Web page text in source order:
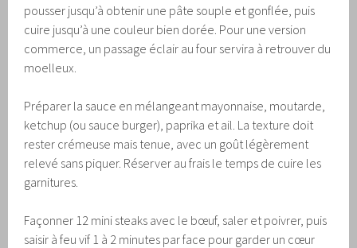
pousser jusqu’à obtenir une pâte souple et gonflée, puis
cuire jusqu’à une couleur bien dorée. Pour une version
commerce, un passage éclair au four servira à retrouver du
moelleux.
Préparer la sauce en mélangeant mayonnaise, moutarde,
ketchup (ou sauce burger), paprika et ail. La texture doit
rester crémeuse mais tenue, avec un goût légèrement
relevé sans piquer. Réserver au frais le temps de cuire les
garnitures.
Façonner 12 mini steaks avec le bœuf, saler et poivrer, puis
saisir à feu vif 1 à 2 minutes par face pour garder un cœur